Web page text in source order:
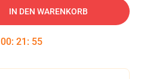
IN DEN WARENKORB
00: 21 : 54